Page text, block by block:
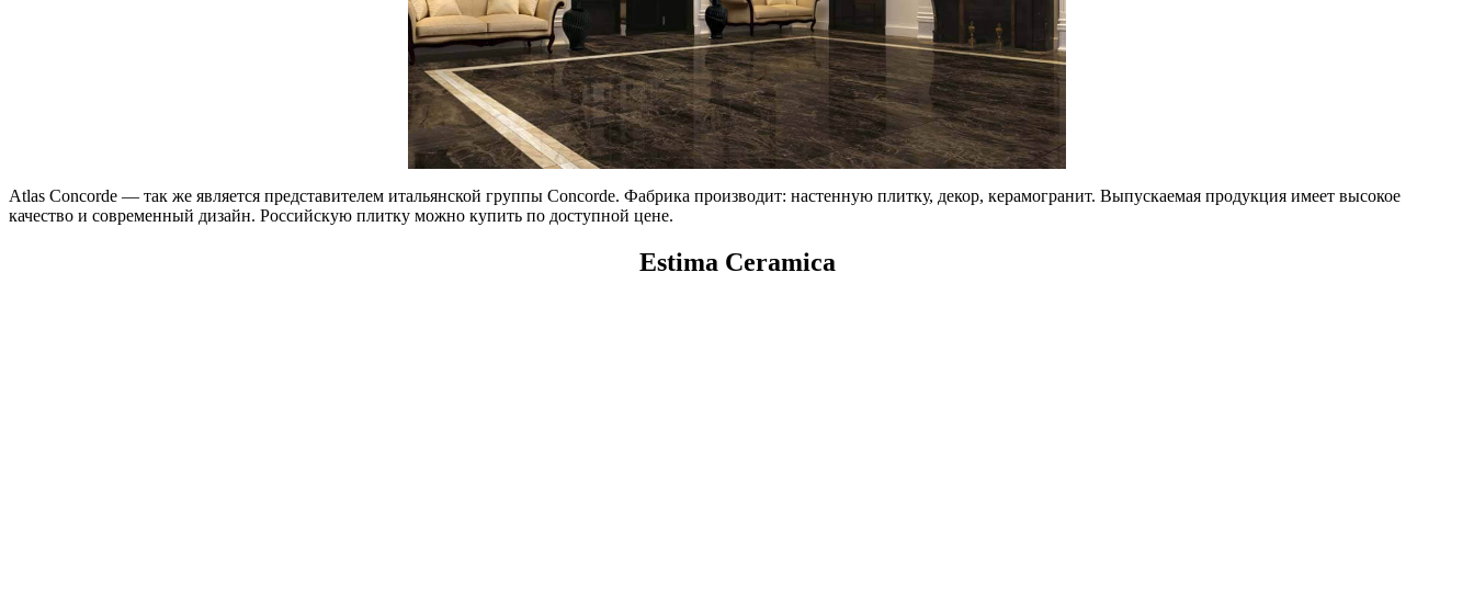
Atlas Concorde — так же является представителем итальянской группы Concorde. Фабрика производит: настенную плитку, декор, керамогранит. Выпускаемая продукция имеет высокое
качество и современный дизайн. Российскую плитку можно купить по доступной цене.
Estima Ceramica